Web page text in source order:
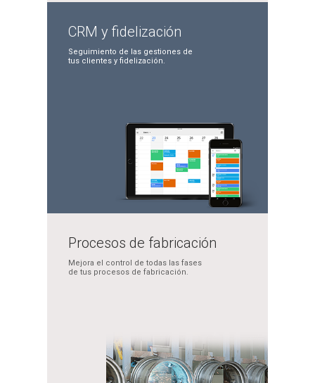
CRM y fidelización
Seguimiento de las gestiones de
tus clientesy fidelización.
Procesos de fabricación
Mejora el control de todas las fases
de tus procesos de fabricación.